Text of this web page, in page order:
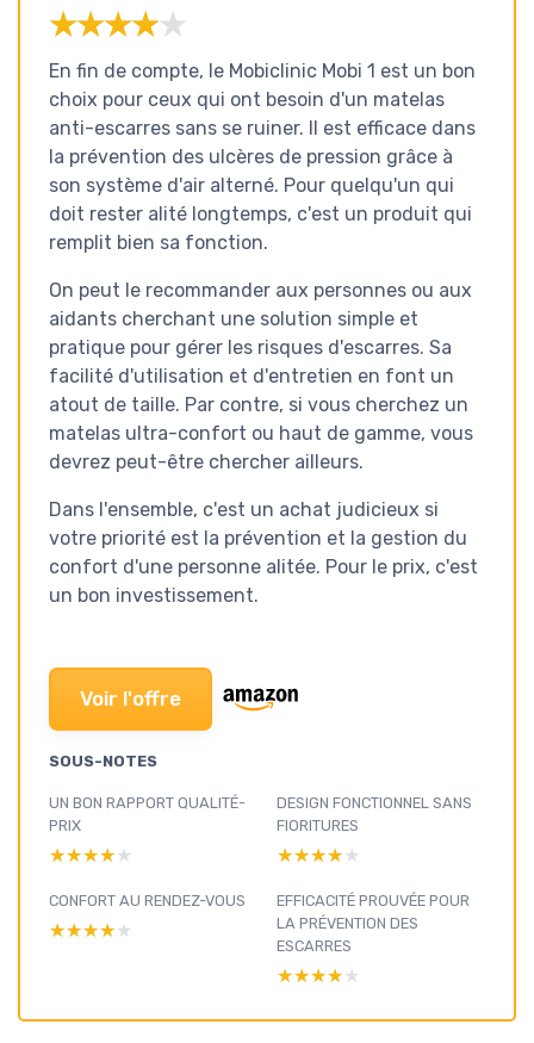
★★★★★
★★★★★
En fin de compte, le Mobiclinic Mobi 1 est un bon
choix pour ceux qui ont besoin d'un matelas
anti-escarres sans se ruiner. Il est efficace dans
la prévention des ulcères de pression grâce à
son système d'air alterné. Pour quelqu'un qui
doit rester alité longtemps, c'est un produit qui
remplit bien sa fonction.
On peut le recommander aux personnes ou aux
aidants cherchant une solution simple et
pratique pour gérer les risques d'escarres. Sa
facilité d'utilisation et d'entretien en font un
atout de taille. Par contre, si vous cherchez un
matelas ultra-confort ou haut de gamme, vous
devrez peut-être chercher ailleurs.
Dans l'ensemble, c'est un achat judicieux si
votre priorité est la prévention et la gestion du
confort d'une personne alitée. Pour le prix, c'est
un bon investissement.
Voir l'offre
SOUS-NOTES
UN BON RAPPORT QUALITÉ-
PRIX
★★★★★
★★★★★
DESIGN FONCTIONNEL SANS
FIORITURES
★★★★★
★★★★★
CONFORT AU RENDEZ-VOUS
★★★★★
★★★★★
EFFICACITÉ PROUVÉE POUR
LA PRÉVENTION DES
ESCARRES
★★★★★
★★★★★
pour escarres Grade I, 200 x 90 x 7, 130
Voir l'offre